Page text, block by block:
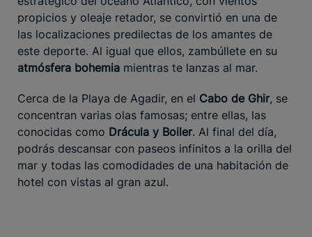
propicios y oleaje retador, se convirtió en una de
las localizaciones predilectas de los amantes de
este deporte. Al igual que ellos, zambúllete en su
atmósfera bohemia mientras te lanzas al mar.
Cerca de la Playa de Agadir, en el Cabo de Ghir, se
concentran varias olas famosas; entre ellas, las
conocidas como Drácula y Boiler. Al final del día,
podrás descansar con paseos infinitos a la orilla del
mar y todas las comodidades de una habitación de
hotel con vistas al gran azul.